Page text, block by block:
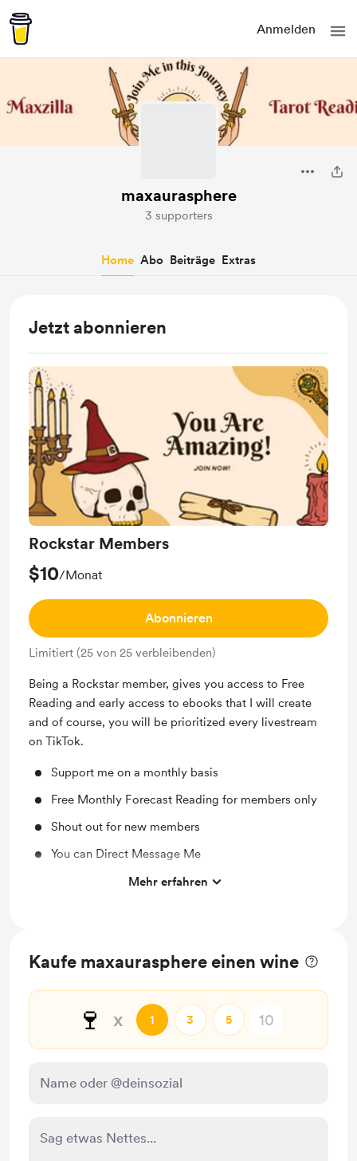
Anmelden
maxaurasphere
3 supporters
Home Abo Beiträge Extras
Jetzt abonnieren
Rockstar Members
$10/Monat
Abonnieren
Limitiert (25 von 25 verbleibenden)
Being a Rockstar member, gives you access to Free
Reading and early access to ebooks that I will create
and of course, you will be prioritized every livestream
on TikTok.
Support me on a monthly basis
Free Monthly Forecast Reading for members only
Shout out for new members
You can Direct Message Me
Shout out on live streams
Mehr erfahren
Kaufe maxaurasphere einen wine
🍷 x 1 3 5